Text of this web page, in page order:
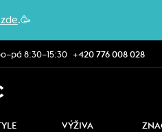
.🥳
8:30–15:30 +420 776 008 028
VÝŽIVA